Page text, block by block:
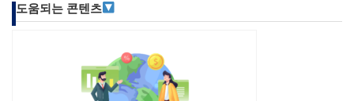
도움되는 콘텐츠